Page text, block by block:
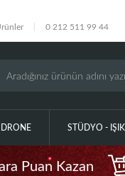
0 212 511 99 44
DRONE STÜDYO - IŞIK
Puan Kazan